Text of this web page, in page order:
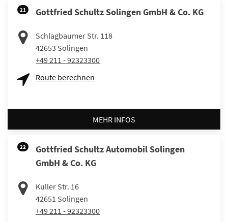
21 Gottfried Schultz Solingen GmbH & Co. KG
Schlagbaumer Str. 118
42653 Solingen
+49 211 - 92323300
Route berechnen
MEHR INFOS
22
Gottfried Schultz Automobil Solingen
GmbH & Co. KG
Kuller Str. 16
42651 Solingen
+49 211 - 92323300